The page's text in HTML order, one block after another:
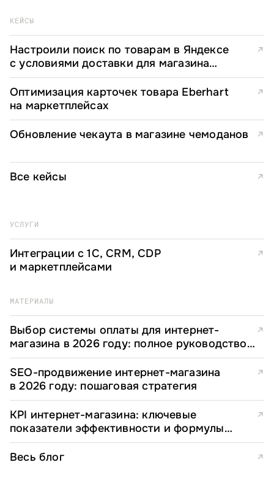
КЕЙСЫ
Настроили поиск по товарам в Яндексе
с условиями доставки для магазина
чемоданов
↗
Оптимизация карточек товара Eberhart
на маркетплейсах
↗
Обновление чекаута в магазине чемоданов ↗
Все кейсы ↗
УСЛУГИ
Интеграции с 1С, CRM, CDP
и маркетплейсами
↗
МАТЕРИАЛЫ
Выбор системы оплаты для интернет-
магазина в 2026 году: полное руководство
для e-commerce директоров
↗
SEO-продвижение интернет-магазина
в 2026 году: пошаговая стратегия
↗
KPI интернет-магазина: ключевые
показатели эффективности и формулы
расчета
↗
Весь блог ↗